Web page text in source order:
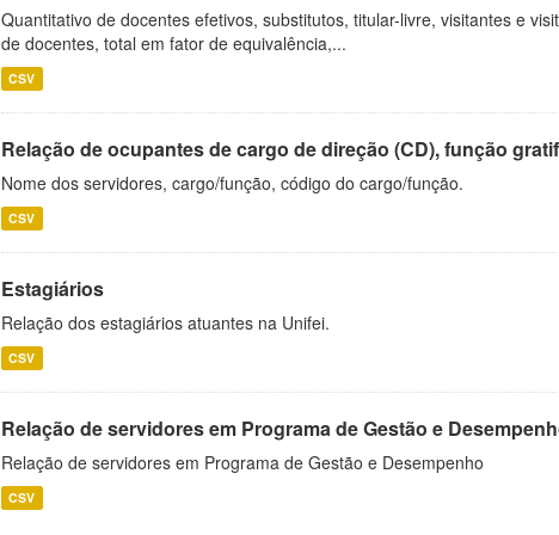
Quantitativo de docentes efetivos, substitutos, titular-livre, visitantes e
de docentes, total em fator de equivalência,...
CSV
Relação de ocupantes de cargo de direção (CD), função
Nome dos servidores, cargo/função, código do cargo/função.
CSV
Estagiários
Relação dos estagiários atuantes na Unifei.
CSV
Relação de servidores em Programa de Gestão e
Relação de servidores em Programa de Gestão e Desempenho
CSV